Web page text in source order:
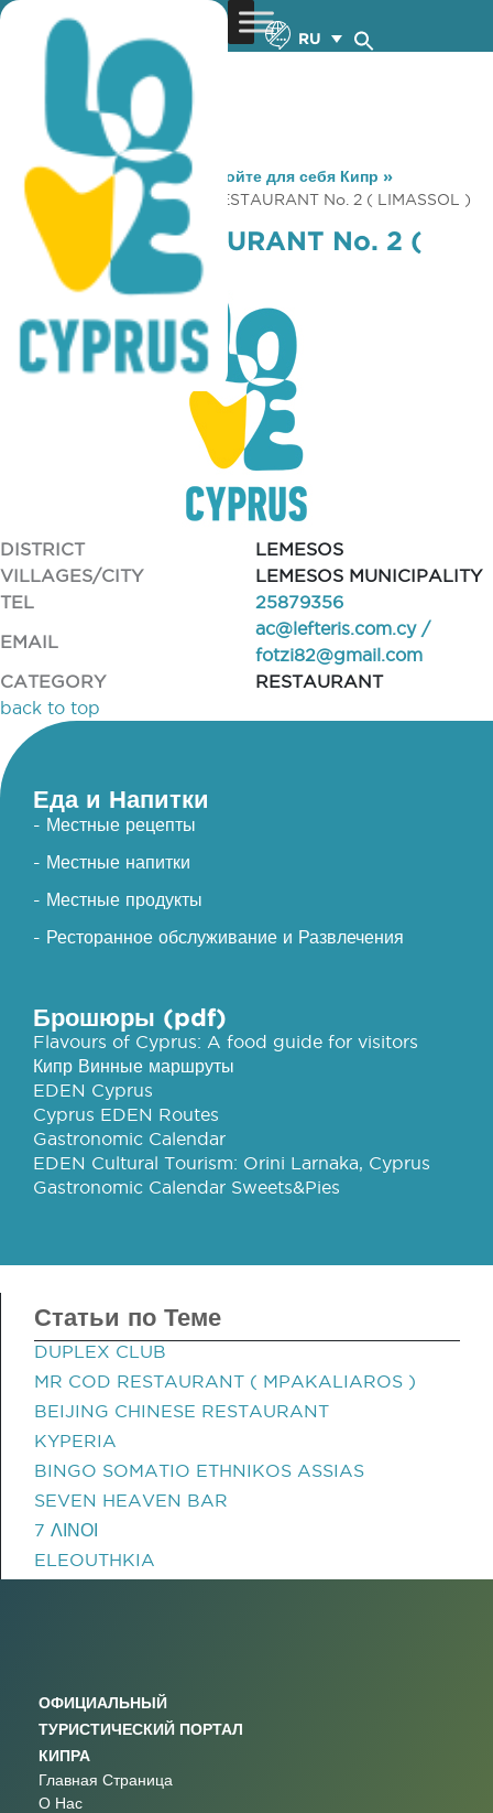
RU
You are here: Home »Откройте для себя Кипр »
Gastronomy
» LEFTERIS RESTAURANT No. 2 ( LIMASSOL )
LEFTERIS RESTAURANT No. 2 (
LIMASSOL )
DISTRICT
LEMESOS
VILLAGES/CITY
LEMESOS MUNICIPALITY
TEL
25879356
EMAIL
ac@lefteris.com.cy/
fotzi82@gmail.com
CATEGORY
RESTAURANT
back to top
Еда и Напитки
- Местные рецепты
- Местные напитки
- Местные продукты
- Ресторанное обслуживание и Развлечения
Брошюры (pdf)
Flavours of Cyprus: A food guide for visitors
Кипр Винные маршруты
EDEN Cyprus
Cyprus EDEN Routes
Gastronomic Calendar
EDEN Cultural Tourism: Orini Larnaka, Cyprus
Gastronomic Calendar Sweets&Pies
Статьи по Теме
DUPLEX CLUB
MR COD RESTAURANT ( MPAKALIAROS )
BEIJING CHINESE RESTAURANT
KYPERIA
BINGO SOMATIO ETHNIKOS ASSIAS
SEVEN HEAVEN BAR
7 ΛΙΝΟΙ
ELEOUTHKIA
ОФИЦИАЛЬНЫЙ
ТУРИСТИЧЕСКИЙ ПОРТАЛ
КИПРА
Главная Страница
О Нас